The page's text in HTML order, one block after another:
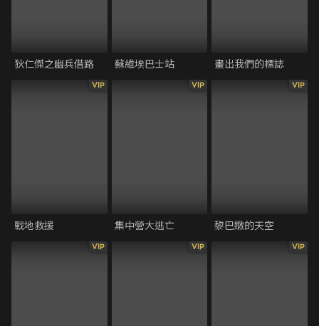
狄仁傑之幽兵借路 蘇維埃巴士站 畫出我們的標誌
VIP
戰地救援
VIP
集中營大逃亡
VIP
黎巴嫩的天空
VIP VIP VIP